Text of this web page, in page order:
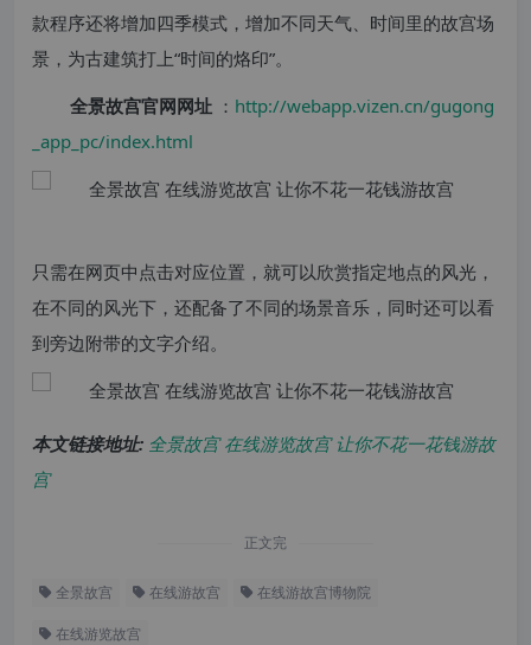
款程序还将增加四季模式，增加不同天气、时间里的故宫场
景，为古建筑打上“时间的烙印”。
全景故宫官网网址 ： http://webapp.vizen.cn/gugong
_app_pc/index.html
只需在网页中点击对应位置，就可以欣赏指定地点的风光，
在不同的风光下，还配备了不同的场景音乐，同时还可以看
到旁边附带的文字介绍。
本文链接地址: 全景故宫 在线游览故宫 让你不花一花钱游故
宫
正文完
全景故宫 在线游故宫 在线游故宫博物院
在线游览故宫